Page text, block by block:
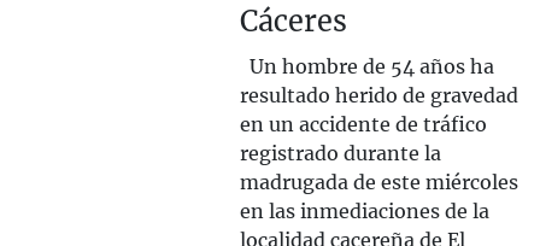
Cáceres
Un hombre de 54 años ha
resultado herido de gravedad
en un accidente de tráfico
registrado durante la
madrugada de este miércoles
en las inmediaciones de la
localidad cacereña de El